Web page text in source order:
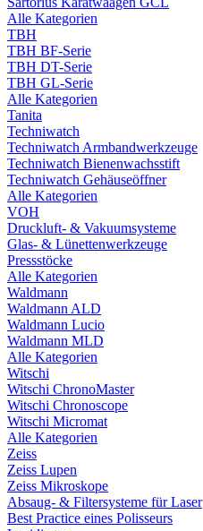
Alle Kategorien
TBH
TBH BF-Serie
TBH DT-Serie
TBH GL-Serie
Alle Kategorien
Tanita
Techniwatch
Techniwatch Armbandwerkzeuge
Techniwatch Bienenwachsstift
Techniwatch Gehäuseöffner
Alle Kategorien
VOH
Druckluft- & Vakuumsysteme
Glas- & Lünettenwerkzeuge
Pressstöcke
Alle Kategorien
Waldmann
Waldmann ALD
Waldmann Lucio
Waldmann MLD
Alle Kategorien
Witschi
Witschi ChronoMaster
Witschi Chronoscope
Witschi Micromat
Alle Kategorien
Zeiss
Zeiss Lupen
Zeiss Mikroskope
Absaug- & Filtersysteme für Laser
Best Practice eines Polisseurs